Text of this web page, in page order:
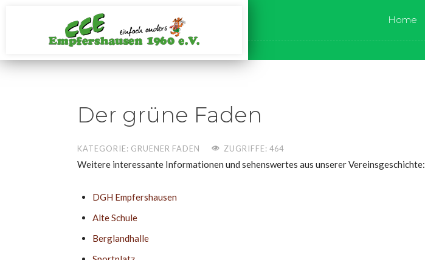
Home
Der grüne Faden
KATEGORIE: GRUENER FADEN ZUGRIFFE: 464
Weitere interessante Informationen und sehenswertes aus unserer Vereinsgeschichte:
DGH Empfershausen
Alte Schule
Berglandhalle